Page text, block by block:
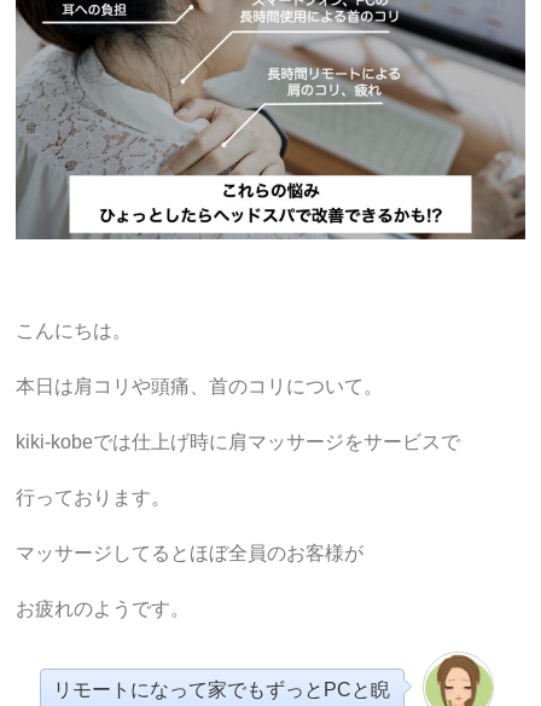
こんにちは。
本日は肩コリや頭痛、首のコリについて。
kiki-kobeでは仕上げ時に肩マッサージをサービスで
行っております。
マッサージしてるとほぼ全員のお客様が
お疲れのようです。
リモートになって家でもずっとPCと睨